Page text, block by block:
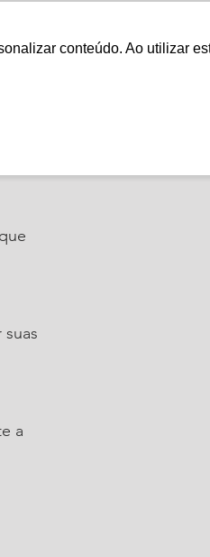
conteúdo. Ao utilizar
a